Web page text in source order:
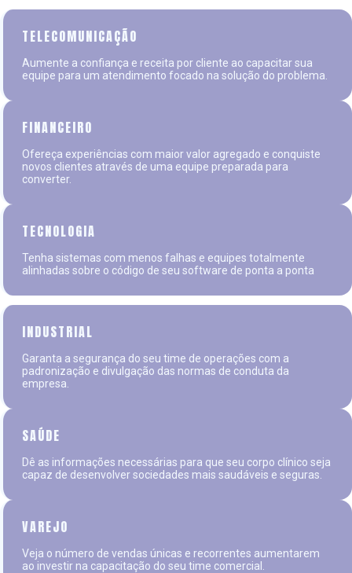
TELECOMUNICAÇÃO
Aumente a confiança e receita por cliente ao capacitar sua
equipe para um atendimento focado na solução do problema.
FINANCEIRO
Ofereça experiências com maior valor agregado e conquiste
novos clientes através de uma equipe preparada para
converter.
TECNOLOGIA
Tenha sistemas com menos falhas e equipes totalmente
alinhadas sobre o código de seu software de ponta a ponta
INDUSTRIAL
Garanta a segurança do seu time de operações com a
padronização e divulgação das normas de conduta da
empresa.
SAÚDE
Dê as informações necessárias para que seu corpo clínico seja
capaz de desenvolver sociedades mais saudáveis e seguras.
VAREJO
Veja o número de vendas únicas e recorrentes aumentarem
ao investir na capacitação do seu time comercial.